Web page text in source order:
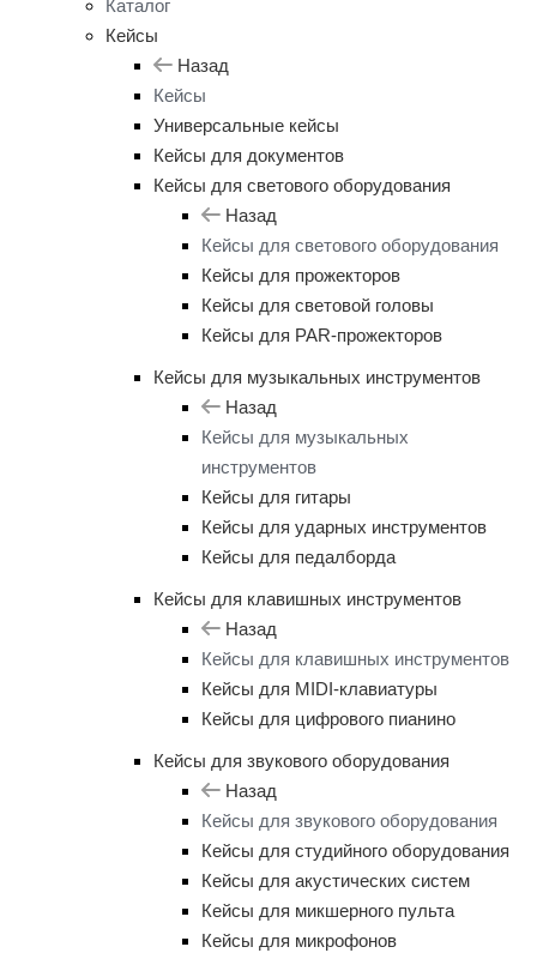
Каталог
Кейсы
Назад
Кейсы
Универсальные кейсы
Кейсы для документов
Кейсы для светового оборудования
Назад
Кейсы для светового оборудования
Кейсы для прожекторов
Кейсы для световой головы
Кейсы для PAR-прожекторов
Кейсы для музыкальных инструментов
Назад
Кейсы для музыкальных
инструментов
Кейсы для гитары
Кейсы для ударных инструментов
Кейсы для педалборда
Кейсы для клавишных инструментов
Назад
Кейсы для клавишных инструментов
Кейсы для MIDI-клавиатуры
Кейсы для цифрового пианино
Кейсы для звукового оборудования
Назад
Кейсы для звукового оборудования
Кейсы для студийного оборудования
Кейсы для акустических систем
Кейсы для микшерного пульта
Кейсы для микрофонов